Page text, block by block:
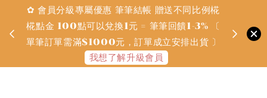
✿ 會員分級專屬優惠 筆筆結帳 贈送不同比例椛
椛點金 100點可以兌換1元 = 筆筆回饋1-3% 〔
單筆訂單需滿$1000元，訂單成立安排出貨 〕
我想了解升級會員